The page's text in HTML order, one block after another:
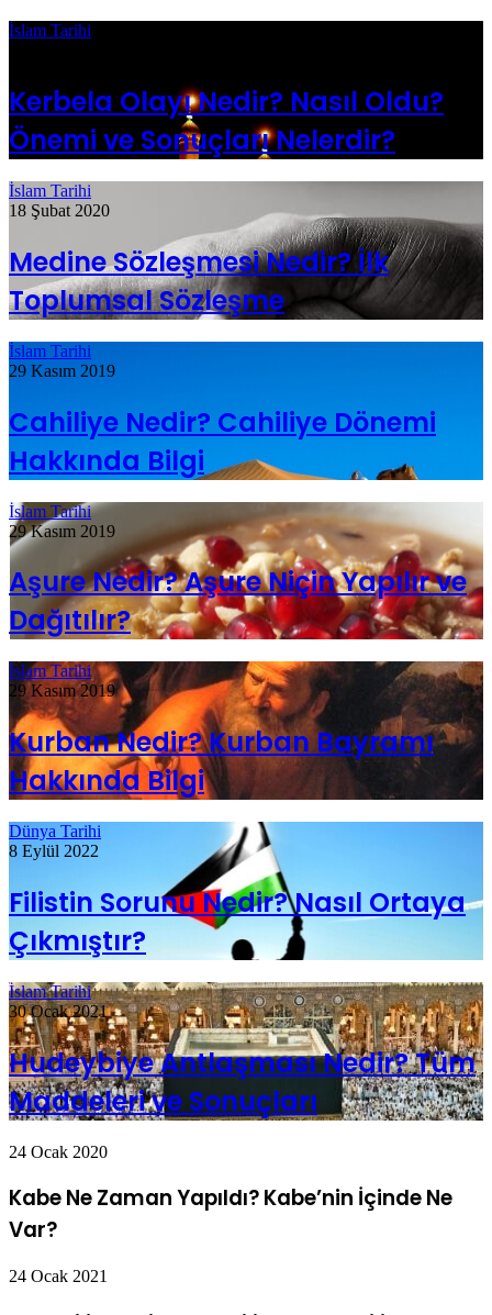
İslam Tarihi
Kerbela Olayı Nedir? Nasıl Oldu?
Önemi ve Sonuçları Nelerdir?
İslam Tarihi
18 Şubat 2020
Medine Sözleşmesi Nedir? İlk
Toplumsal Sözleşme
İslam Tarihi
29 Kasım 2019
Cahiliye Nedir? Cahiliye Dönemi
Hakkında Bilgi
İslam Tarihi
29 Kasım 2019
Aşure Nedir? Aşure Niçin Yapılır ve
Dağıtılır?
İslam Tarihi
29 Kasım 2019
Kurban Nedir? Kurban Bayramı
Hakkında Bilgi
Dünya Tarihi
8 Eylül 2022
Filistin Sorunu Nedir? Nasıl Ortaya
Çıkmıştır?
İslam Tarihi
30 Ocak 2021
Hudeybiye Antlaşması Nedir? Tüm
Maddeleri ve Sonuçları
24 Ocak 2020
Kabe Ne Zaman Yapıldı? Kabe’nin İçinde Ne
Var?
24 Ocak 2021